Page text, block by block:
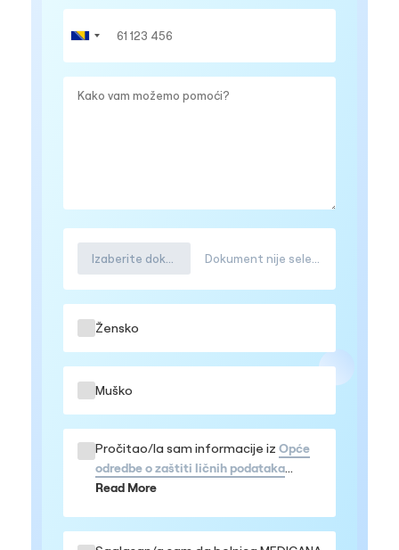
Izaberite dokument Dokument nije selektovana
Žensko
Muško
Pročitao/la sam informacije iz Opće
odredbe o zaštiti ličnih podataka
Prihvatam da se moji podaci obrađuju
Read More